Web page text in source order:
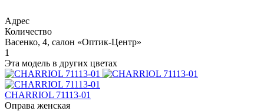
Адрес
Количество
Васенко, 4, салон «Оптик-Центр»
1
Эта модель в других цветах
CHARRIOL 71113-01
Оправа женская